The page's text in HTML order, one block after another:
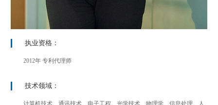
执业资格：
2012年 专利代理师
技术领域：
计算机技术、通讯技术、电子工程、光学技术、物理学、信息处理、人